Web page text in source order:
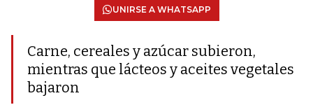
UNIRSE A WHATSAPP
Carne, cereales y azúcar subieron,
mientras que lácteos y aceites vegetales
bajaron